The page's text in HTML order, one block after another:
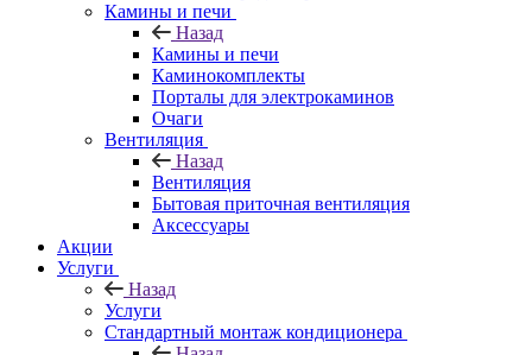
Камины и печи
Назад
Камины и печи
Каминокомплекты
Порталы для электрокаминов
Очаги
Вентиляция
Назад
Вентиляция
Бытовая приточная вентиляция
Аксессуары
Акции
Услуги
Назад
Услуги
Стандартный монтаж кондиционера